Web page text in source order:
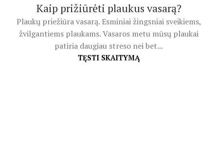
Kaip prižiūrėti plaukus vasarą?
Plaukų priežiūra vasarą. Esminiai žingsniai sveikiems,
žvilgantiems plaukams. Vasaros metu mūsų plaukai
patiria daugiau streso nei bet...
TĘSTI SKAITYMĄ